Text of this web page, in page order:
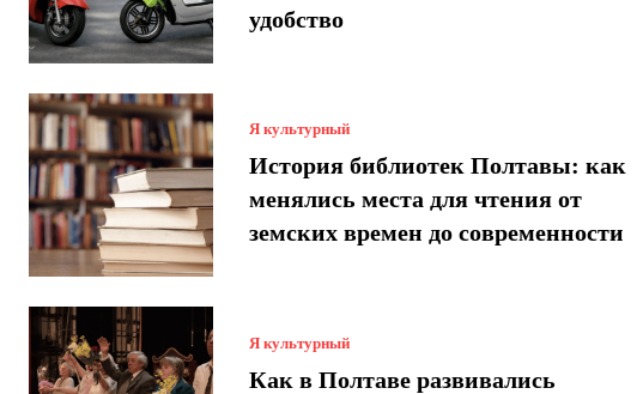
удобство
Я культурный
История библиотек Полтавы: как
менялись места для чтения от
земских времен до современности
Я культурный
Как в Полтаве развивались